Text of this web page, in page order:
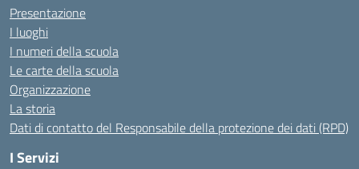
Presentazione
I luoghi
I numeri della scuola
Le carte della scuola
Organizzazione
La storia
Dati di contatto del Responsabile della protezione dei dati (RPD)
I Servizi